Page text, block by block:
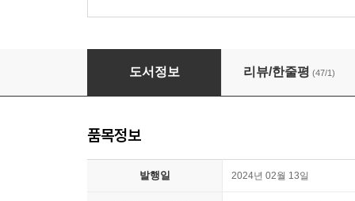
아브카라디브카, 마법의 언간독
도서정보 리뷰/한줄평 (47/1)
품목정보
발행일 2024년 02월 13일